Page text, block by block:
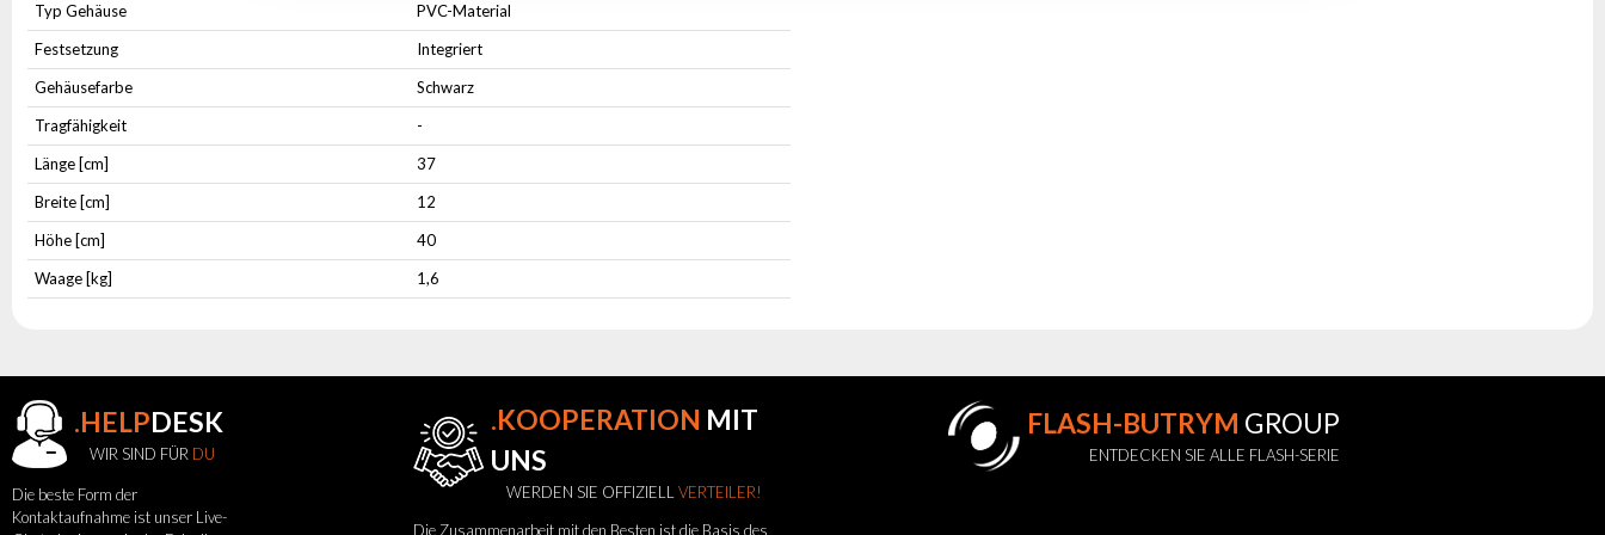
Typ Gehäuse
PVC-Material
Festsetzung
Integriert
Gehäusefarbe
Schwarz
Tragfähigkeit
-
Länge [cm]
37
Breite [cm]
12
Höhe [cm]
40
Waage [kg]
1,6
.HELPDESK
WIR SIND FÜR DU
Die beste Form der
Kontaktaufnahme ist unser Live-
.KOOPERATION MIT
UNS
WERDEN SIE OFFIZIELLVERTEILER!
Die Zusammenarbeit mit den Besten ist die Basis des
FLASH-BUTRYM GROUP
ENTDECKEN SIE ALLE FLASH-SERIE